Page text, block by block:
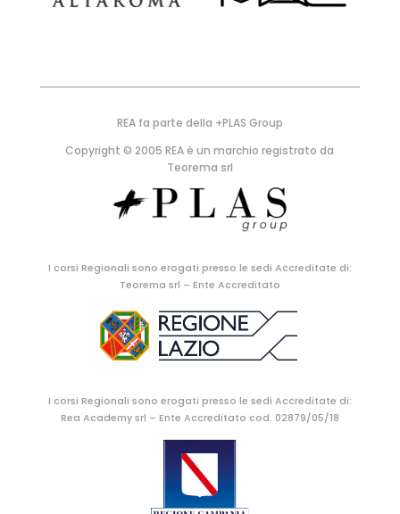
REA fa parte della +PLAS Group
Copyright © 2005 REA è un marchio registrato da
Teorema srl
I corsi Regionali sono erogati presso le sedi Accreditate di:
Teorema srl – Ente Accreditato
I corsi Regionali sono erogati presso le sedi Accreditate di:
Rea Academy srl – Ente Accreditato cod. 02879/05/18